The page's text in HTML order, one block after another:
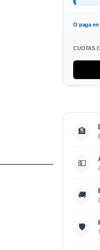
O paga en
CUOTAS
🏦
💵
🚚
🛡️